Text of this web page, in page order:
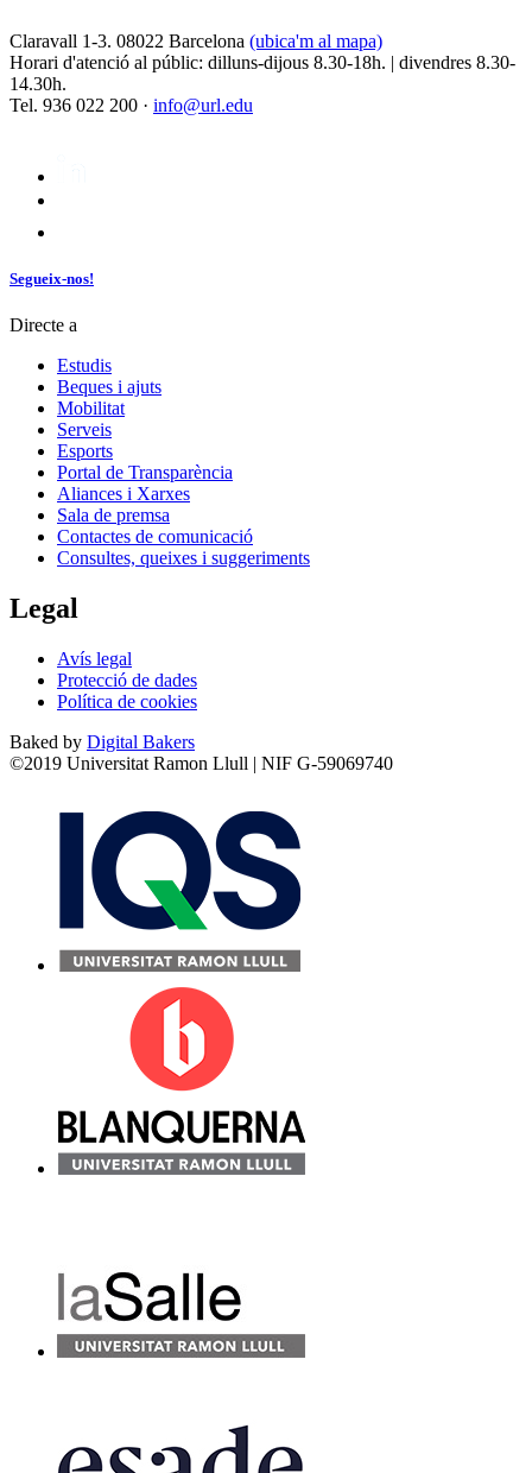
Claravall 1-3. 08022 Barcelona (ubica'm al mapa)
Horari d'atenció al públic: dilluns-dijous 8.30-18h. | divendres 8.30-
14.30h.
Tel. 936 022 200 · info@url.edu
Segueix-nos!
Directe a
Estudis
Beques i ajuts
Mobilitat
Serveis
Esports
Portal de Transparència
Aliances i Xarxes
Sala de premsa
Contactes de comunicació
Consultes, queixes i suggeriments
Legal
Avís legal
Protecció de dades
Política de cookies
Baked by Digital Bakers
©2019 Universitat Ramon Llull | NIF G-59069740